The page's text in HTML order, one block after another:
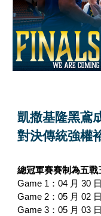
凱撒基隆黑鳶
對決傳統強權
總冠軍賽賽制為五戰
Game 1：04 月 30
Game 2：05 月 02
Game 3：05 月 03